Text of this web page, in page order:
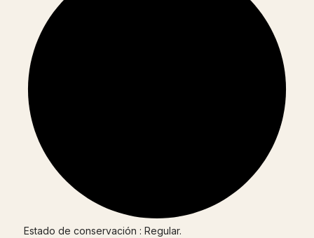
Estado de conservación : Regular.